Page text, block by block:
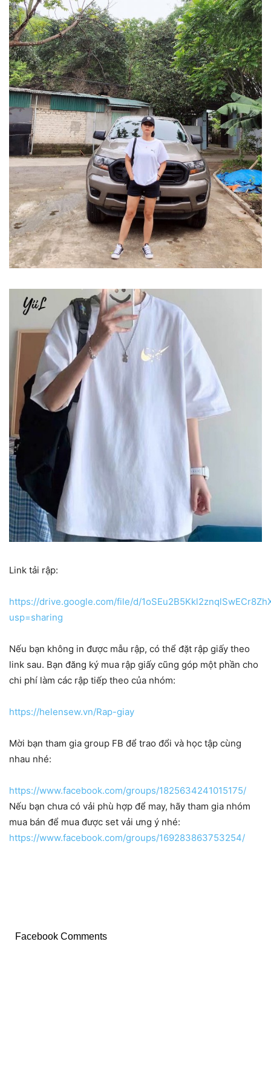
Link tải rập:
https://drive.google.com/file/d/
usp=sharing
Nếu bạn không in được mẫu rập, có thể đặt rập giấy theo
link sau. Bạn đăng ký mua rập giấy cũng góp một phần cho
chi phí làm các rập tiếp theo của nhóm:
https://helensew.vn/Rap-giay
Mời bạn tham gia group FB để trao đổi và học tập cùng
nhau nhé:
https://www.facebook.com/groups/1825634241015175/
Nếu bạn chưa có vải phù hợp để may, hãy tham gia nhóm
mua bán để mua được set vải ưng ý nhé:
https://www.facebook.com/groups/169283863753254/
Facebook Comments